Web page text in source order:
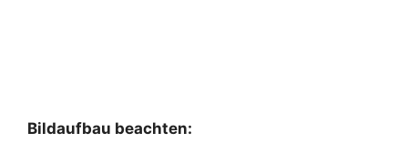
Bildaufbau beachten: